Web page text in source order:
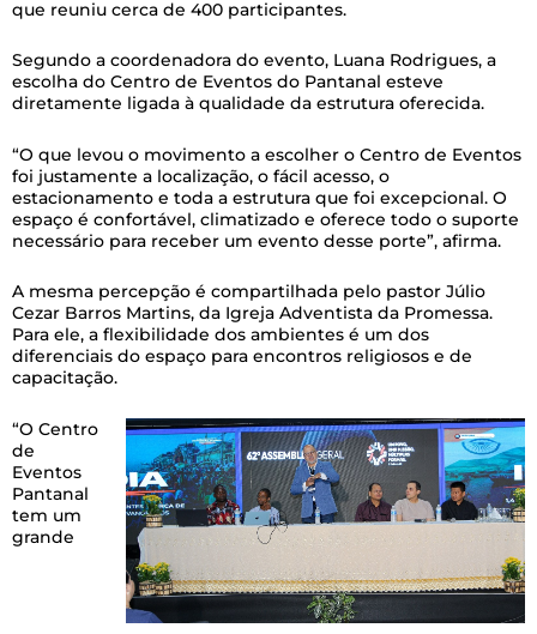
que reuniu cerca de 400 participantes.
Segundo a coordenadora do evento, Luana Rodrigues, a
escolha do Centro de Eventos do Pantanal esteve
diretamente ligada à qualidade da estrutura oferecida.
“O que levou o movimento a escolher o Centro de Eventos
foi justamente a localização, o fácil acesso, o
estacionamento e toda a estrutura que foi excepcional. O
espaço é confortável, climatizado e oferece todo o suporte
necessário para receber um evento desse porte”, afirma.
A mesma percepção é compartilhada pelo pastor Júlio
Cezar Barros Martins, da Igreja Adventista da Promessa.
Para ele, a flexibilidade dos ambientes é um dos
diferenciais do espaço para encontros religiosos e de
capacitação.
“O Centro
de
Eventos
Pantanal
tem um
grande